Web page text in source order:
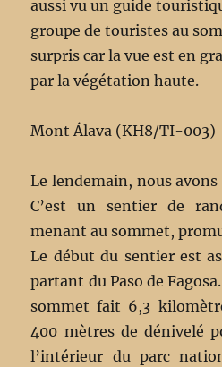
aussi vu un guide
groupe de touristes au
surpris car la vue est en
par la végétation haute.
Mont Álava (KH8/TI-003)
Le lendemain, nous
C’est un sentier de
menant au sommet,
Le début du sentier est
partant du Paso de
sommet fait 6,3
400 mètres de dénivelé
l’intérieur du parc